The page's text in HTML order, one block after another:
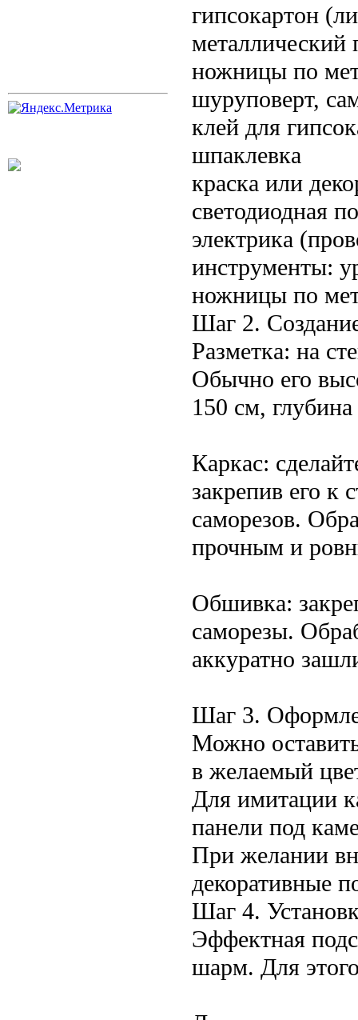
гипсокартон
металлический
ножницы по
шуруповерт,
клей для
шпаклевка
краска или
светодиодная
электрика
инструменты:
ножницы по
Шаг 2.
Разметка: на
Обычно его
150 см,
Каркас:
закрепив его
саморезов.
прочным и
Обшивка:
саморезы.
аккуратно
Шаг 3.
Можно
в желаемый
Для имитации
панели под
При желании
декоративные
Шаг 4.
Эффектная
шарм. Для